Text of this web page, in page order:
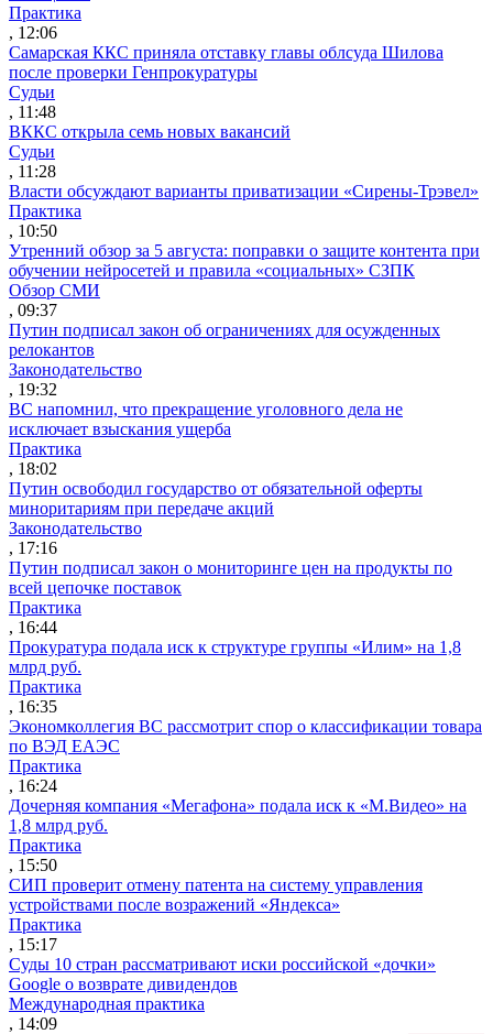
Практика
, 12:06
Самарская ККС приняла отставку главы облсуда Шилова
после проверки Генпрокуратуры
Судьи
, 11:48
ВККС открыла семь новых вакансий
Судьи
, 11:28
Власти обсуждают варианты приватизации «Сирены-Трэвел»
Практика
, 10:50
Утренний обзор за 5 августа: поправки о защите контента при
обучении нейросетей и правила «социальных» СЗПК
Обзор СМИ
, 09:37
Путин подписал закон об ограничениях для осужденных
релокантов
Законодательство
, 19:32
ВС напомнил, что прекращение уголовного дела не
исключает взыскания ущерба
Практика
, 18:02
Путин освободил государство от обязательной оферты
миноритариям при передаче акций
Законодательство
, 17:16
Путин подписал закон о мониторинге цен на продукты по
всей цепочке поставок
Практика
, 16:44
Прокуратура подала иск к структуре группы «Илим» на 1,8
млрд руб.
Практика
, 16:35
Экономколлегия ВС рассмотрит спор о классификации товара
по ВЭД ЕАЭС
Практика
, 16:24
Дочерняя компания «Мегафона» подала иск к «М.Видео» на
1,8 млрд руб.
Практика
, 15:50
СИП проверит отмену патента на систему управления
устройствами после возражений «Яндекса»
Практика
, 15:17
Суды 10 стран рассматривают иски российской «дочки»
Google о возврате дивидендов
Международная практика
, 14:09